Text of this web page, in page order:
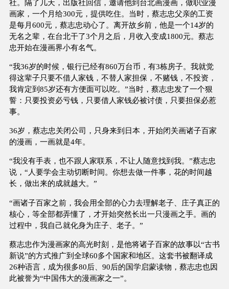
社。隔了几天，出版社回信，邀请他到台北画漫画，做职业漫
画家，一个月给300元，提供吃住。当时，蔡志忠父亲的工资
是每月600元，蔡志忠动心了。离开故乡前，他是一个14岁的
无名之辈，在台北干了3个月之后，月收入变成1800元。蔡志
忠开始在漫画界小有名气。
“我36岁的时候，银行已经有860万台币，有3栋房子。我就觉
得这辈子只要不借人家钱，不替人家担保，不赌钱，不投资，
我肯定到85岁还有方便面可以吃。”当时，蔡志忠发了一个狠
誓：只要投资必亏钱，只要借人家钱必被讨债，只要担保必惹
事。
36岁，蔡志忠关闭公司，只身来到日本，开始闭关画诸子百家
的漫画，一画就是4年。
“我没有手表，也不跟人家联系，不让人随意找到我。”蔡志忠
说，“人要学会主动切断时间。你想去做一件事，花的时间越
长，做出来的成就越大。”
“画诸子百家之前，我会用全部的心力去理解老子、庄子真正的
核心，等全部都弄懂了，才开始突然长出一只漫画之手。画的
过程中，我自己就化身为庄子、老子。”
蔡志忠作为漫画家的高光时刻，是他将诸子百家的故事以“古书
新说”的方式推广到全球60多个国家和地区。这套书被翻译成
26种语言，成为很多80后、90后的国学启蒙读物，蔡志忠也因
此被誉为“中国伟大的漫画家之一”。